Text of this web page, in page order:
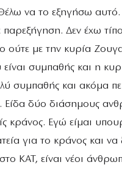
να το εξηγήσω αυτό.
παρεξήγηση. Δεν έχω
ούτε με την κυρία
συμπαθής και η
συμπαθής και ακόμα
Είδα δύο διάσημους
κράνος. Εγώ είμαι
για το κράνος και να
στο ΚΑΤ, είναι νέοι